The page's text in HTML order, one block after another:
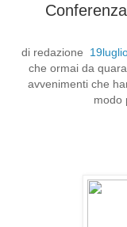
di redazione
che ormai da
avvenimenti che
modo